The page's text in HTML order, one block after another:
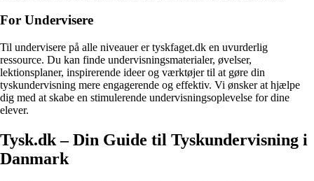
For Undervisere
Til undervisere på alle niveauer er tyskfaget.dk en uvurderlig
ressource. Du kan finde undervisningsmaterialer, øvelser,
lektionsplaner, inspirerende ideer og værktøjer til at gøre din
tyskundervisning mere engagerende og effektiv. Vi ønsker at hjælpe
dig med at skabe en stimulerende undervisningsoplevelse for dine
elever.
Tysk.dk – Din Guide til Tyskundervisning i
Danmark